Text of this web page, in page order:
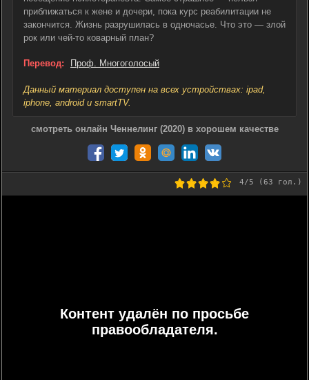
приближаться к жене и дочери, пока курс реабилитации не
закончится. Жизнь разрушилась в одночасье. Что это — злой
рок или чей-то коварный план?
Перевод: Проф. Многоголосый
Данный материал доступен на всех устройствах: ipad,
iphone, android и smartTV.
смотреть онлайн Ченнелинг (2020) в хорошем качестве
4/5 (63 гол.)
Контент удалён по просьбе
правообладателя.